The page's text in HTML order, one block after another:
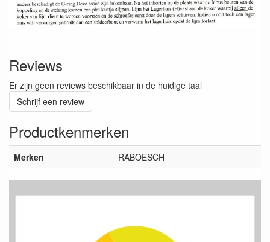
Reviews
Er zijn geen reviews beschikbaar in de huidige taal
Schrijf een review
Productkenmerken
Merken RABOESCH